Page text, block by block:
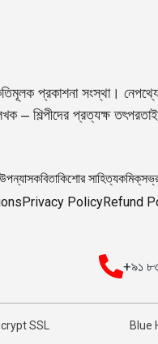
প্রকাশনা সংস্থা।
– শিল্পীদের প্রত্যক্ষ
উপন্যাসকবিতাকিশোর সাহিত্যকমিক্‌স
Privacy PolicyRefund
+৯১
SSL Blue